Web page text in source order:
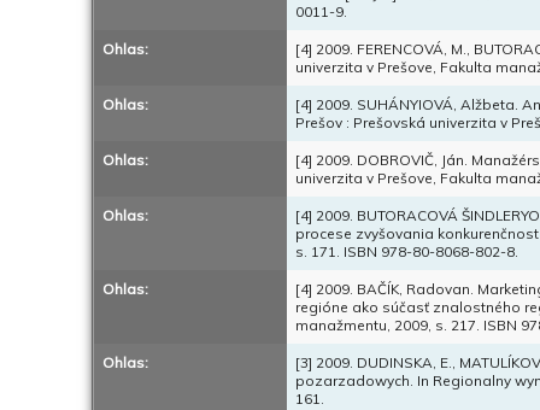
0011-9.
Ohlas:
[4] 2009. FERENCOVÁ, M.,
univerzita v Prešove, Fakulta
Ohlas:
[4] 2009. SUHÁNYIOVÁ, Alžbeta.
Prešov : Prešovská univerzita v
Ohlas:
[4] 2009. DOBROVIČ, Ján.
univerzita v Prešove, Fakulta
Ohlas:
[4] 2009. BUTORACOVÁ
procese zvyšovania
s. 171. ISBN 978-80-8068-802-8.
Ohlas:
[4] 2009. BAČÍK, Radovan.
regióne ako súčasť znalostného
manažmentu, 2009, s. 217. ISBN
Ohlas:
[3] 2009. DUDINSKA, E.,
pozarzadowych. In Regionalny
161.